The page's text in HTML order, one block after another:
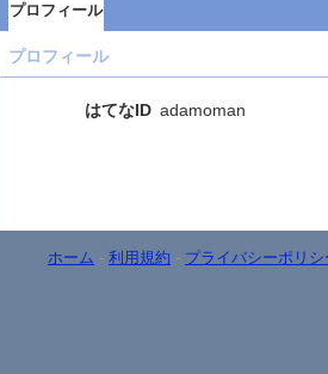
プロフィール
プロフィール
はてなID adamoman
ホーム - 利用規約 - プライバシーポリシ